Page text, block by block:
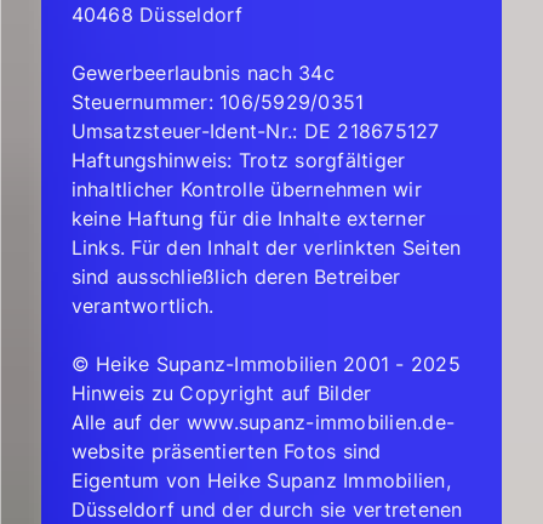
40468 Düsseldorf
Gewerbeerlaubnis nach 34c
Steuernummer: 106/5929/0351
Umsatzsteuer-Ident-Nr.: DE 218675127
Haftungshinweis: Trotz sorgfältiger
inhaltlicher Kontrolle übernehmen wir
keine Haftung für die Inhalte externer
Links. Für den Inhalt der verlinkten Seiten
sind ausschließlich deren Betreiber
verantwortlich.
© Heike Supanz-Immobilien 2001 - 2025
Hinweis zu Copyright auf Bilder
Alle auf der www.supanz-immobilien.de-
website präsentierten Fotos sind
Eigentum von Heike Supanz Immobilien,
Düsseldorf und der durch sie vertretenen